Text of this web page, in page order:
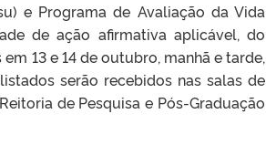
e Programa de Avaliação da Vida
de ação afirmativa aplicável, do
13 e 14 de outubro, manhã e tarde,
serão recebidos nas salas de
de Pesquisa e Pós-Graduação